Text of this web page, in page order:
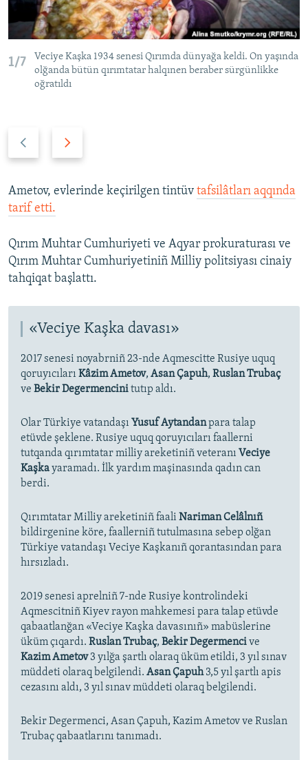
1/7
Veciye Kaşka 1934 senesi Qırımda dünyağa keldi. On yaşında
olğanda bütün qırımtatar halqınen beraber sürgünlikke
oğratıldı
v
i
u
s
s
i
t
i
d
e
Ametov, evlerinde keçirilgen tintüv tafsilâtları aqqında
tarif etti.
Qırım Muhtar Cumhuriyeti ve Aqyar prokuraturası ve
Qırım Muhtar Cumhuriyetiniñ Milliy politsiyası cinaiy
tahqiqat başlattı.
«Veciye Kaşka davası»
2017 senesi noyabrniñ 23-nde Aqmescitte Rusiye uquq
qoruyıcıları Kâzim Ametov, Asan Çapuh, Ruslan Trubaç
ve Bekir Degermencinitutıp aldı.
Olar Türkiye vatandaşı Yusuf Aytandanpara talap
etüvde şeklene. Rusiye uquq qoruyıcıları faallerni
tutqanda qırımtatar milliy areketiniñ veteranı Veciye
Kaşkayaramadı. İlk yardım maşinasında qadın can
berdi.
Qırımtatar Milliy areketiniñ faali Nariman Celâlnıñ
bildirgenine köre, faallerniñ tutulmasına sebep olğan
Türkiye vatandaşı Veciye Kaşkanıñ qorantasından para
hırsızladı.
2019 senesi aprelniñ 7-nde Rusiye kontrolindeki
Aqmescitniñ Kiyev rayon mahkemesi para talap etüvde
qabaatlanğan «Veciye Kaşka davasınıñ» mabüslerine
üküm çıqardı. Ruslan Trubaç, Bekir Degermencive
Kazim Ametov3 yılğa şartlı olaraq üküm etildi, 3 yıl sınav
müddeti olaraq belgilendi. Asan Çapuh3,5 yıl şartlı apis
cezasını aldı, 3 yıl sınav müddeti olaraq belgilendi.
Bekir Degermenci, Asan Çapuh, Kazim Ametov ve Ruslan
Trubaç qabaatlarını tanımadı.